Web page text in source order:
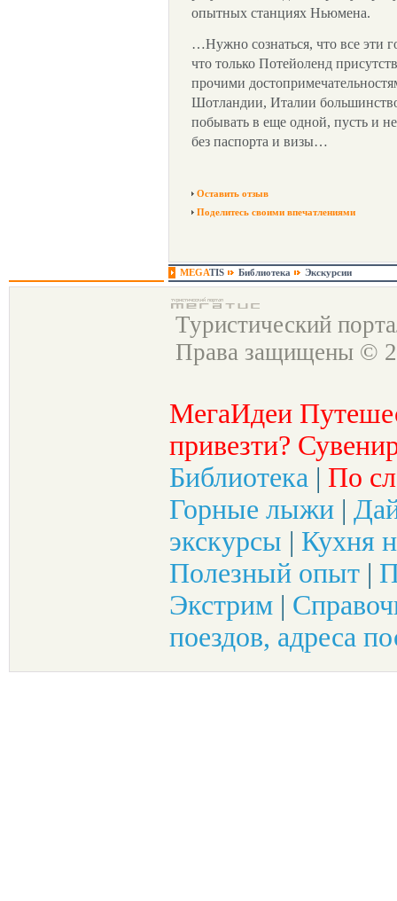
опытных станциях Ньюмена.
…Нужно сознаться, что все эти
что только Потейоленд
прочими
Шотландии, Италии
побывать в еще одной, пусть и
без паспорта и визы…
Оставить отзыв
Поделитесь своими впечатлениями
MEGATIS Библиотека Экскурсии
Туристический
Права защищены ©
МегаИдеи
привезти?
Библиотека | По
Горные лыжи |
экскурсы | Кухня
Полезный опыт |
Экстрим |
поездов, адреса